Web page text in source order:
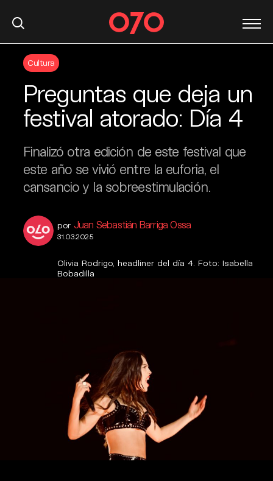
Cultura
Preguntas que deja un
festival atorado: Día 4
Finalizó otra edición de este festival que
este año se vivió entre la euforia, el
cansancio y la sobreestimulación.
por Juan Sebastián Barriga Ossa
31.03.2025
Olivia Rodrigo, headliner del día 4. Foto: Isabella
Bobadilla